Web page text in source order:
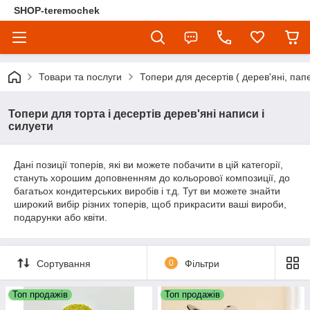
SHOP-teremochek
Товари та послуги Топери для десертів ( дерев'яні,
Топери для торта і десертів дерев'яні написи і
силуети
Дані позиції топерів, які ви можете побачити в цій категорії,
стануть хорошим доповненням до кольорової композиції, до
багатьох кондитерських виробів і т.д. Тут ви можете знайти
широкий вибір різних топерів, щоб прикрасити ваші вироби,
подарунки або квіти.
Сортування 0 Фільтри
Топ продажів Топ продажів